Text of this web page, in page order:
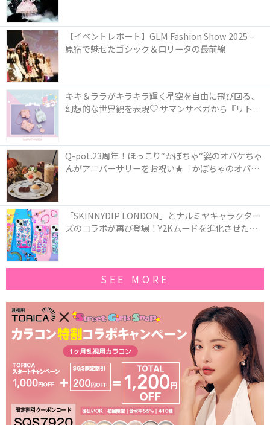
【イベントレポート】GLM Fashion Show 2025 –
原宿で魅せたゴシック＆ロリータの最前線
キキ＆ララがキラキラ輝く星空を自由に飛び回る、
幻想的な世界観を表現♡ サマンサベガから『リトル
Q-pot.23周年！ほっこり“かぼちゃ“姿のオバケちゃ
んがアニバーサリーをお祝い★「かぼちゃのオバケ
「SKINNYDIP LONDON」とナルミヤキャラクター
ズのコラボが再び登場！Y2Kムードを進化させた新
SEE MORE